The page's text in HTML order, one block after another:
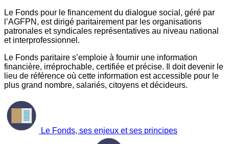
Le Fonds pour le financement du dialogue social, géré par
l’AGFPN, est dirigé paritairement par les organisations
patronales et syndicales représentatives au niveau national
et interprofessionnel.
Le Fonds paritaire s’emploie à fournir une information
financière, irréprochable, certifiée et précise. Il doit devenir le
lieu de référence où cette information est accessible pour le
plus grand nombre, salariés, citoyens et décideurs.
Le Fonds, ses enjeux et ses principes